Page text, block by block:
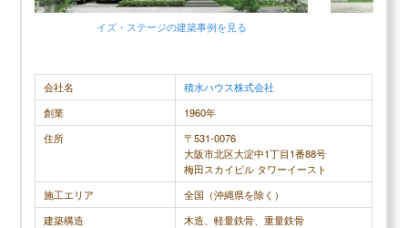
イズ・ステージの建築事例を見る
会社名
積水ハウス株式会社
創業
1960年
住所
〒531-0076
大阪市北区大淀中1丁目1番88号
梅田スカイビル タワーイースト
施工エリア
全国（沖縄県を除く）
建築構造
木造、軽量鉄骨、重量鉄骨